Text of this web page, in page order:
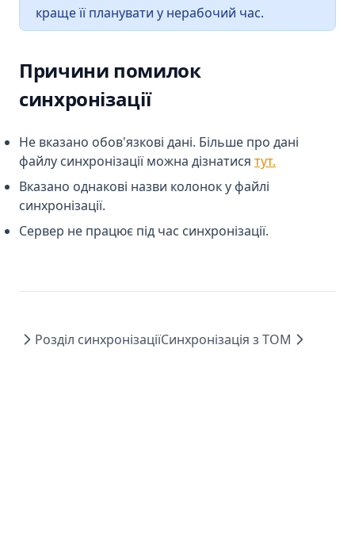
краще її планувати у нерабочий час.
Причини помилок
синхронізації
Не вказано обов'язкові дані. Більше про дані
файлу синхронізації можна дізнатися тут.
Вказано однакові назви колонок у файлі
синхронізації.
Сервер не працює під час синхронізації.
Розділ синхронізаціїСинхронізація з ТОМ